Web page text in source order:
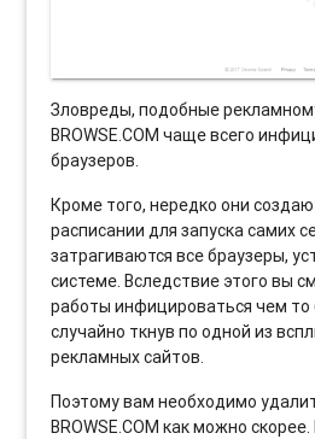
Зловреды, подобные
BROWSE.COM чаще всего
браузеров.
Кроме того, нередко они
расписании для запуска самих
затрагиваются все браузеры,
системе. Вследствие этого вы
работы инфицироваться чем то
случайно ткнув по одной из
рекламных сайтов.
Поэтому вам необходимо
BROWSE.COM как можно